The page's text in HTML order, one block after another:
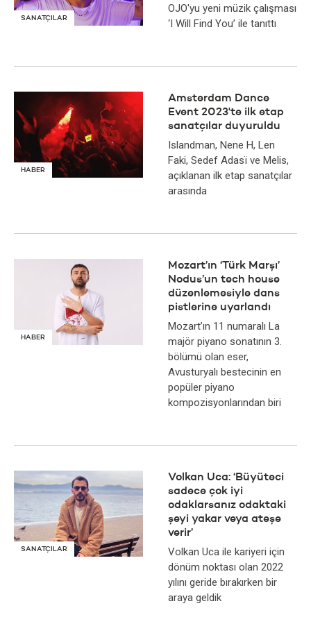
SANATÇILAR
OJO'yu yeni müzik çalışması
‘I Will Find You’ ile tanıttı
HABER
Amsterdam Dance
Event 2023'te ilk etap
sanatçılar duyuruldu
Islandman, Nene H, Len
Faki, Sedef Adasï ve Melis,
açıklanan ilk etap sanatçılar
arasında
HABER
Mozart’ın ‘Türk Marşı’
Nodus’un tech house
düzenlemesiyle dans
pistlerine uyarlandı
Mozart’ın 11 numaralı La
majör piyano sonatının 3.
bölümü olan eser,
Avusturyalı bestecinin en
popüler piyano
kompozisyonlarından biri
SANATÇILAR
Volkan Uca: ‘Büyüteci
sadece çok iyi
odaklarsanız odaktaki
şeyi yakar veya ateşe
verir’
Volkan Uca ile kariyeri için
dönüm noktası olan 2022
yılını geride bırakırken bir
araya geldik